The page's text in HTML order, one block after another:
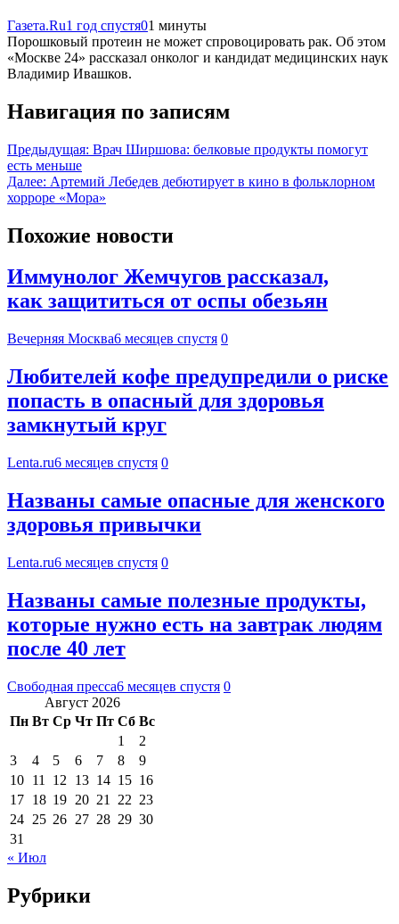
Газета.Ru1 год спустя01 минуты
Порошковый протеин не может спровоцировать рак. Об этом
«Москве 24» рассказал онколог и кандидат медицинских наук
Владимир Ивашков.
Навигация по записям
Предыдущая: Врач Ширшова: белковые продукты помогут
есть меньше
Далее: Артемий Лебедев дебютирует в кино в фольклорном
хорроре «Мора»
Похожие новости
Иммунолог Жемчугов рассказал,
как защититься от оспы обезьян
Вечерняя Москва6 месяцев спустя 0
Любителей кофе предупредили о риске
попасть в опасный для здоровья
замкнутый круг
Lenta.ru6 месяцев спустя 0
Названы самые опасные для женского
здоровья привычки
Lenta.ru6 месяцев спустя 0
Названы самые полезные продукты,
которые нужно есть на завтрак людям
после 40 лет
Свободная пресса6 месяцев спустя 0
Август 2026
Пн Вт Ср Чт Пт Сб Вс
1
2
3
4 5 6 7 8
9
10 11 12 13 14 15 16
17 18 19 20 21 22 23
24 25 26 27 28 29 30
31
« Июл
Рубрики